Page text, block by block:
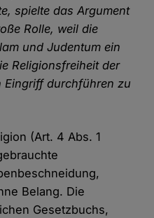
spielte das Argument
Rolle, weil die
und Judentum ein
Religionsfreiheit der
Eingriff durchführen zu
(Art. 4 Abs. 1
Belang. Die
Gesetzbuchs,